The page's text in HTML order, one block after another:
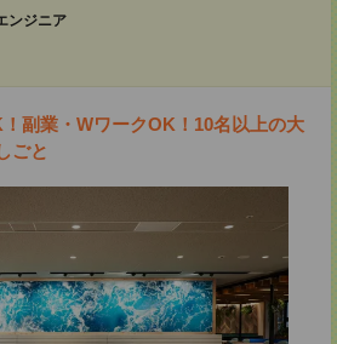
ンジニア
副業・WワークOK！10名以上の大
ごと